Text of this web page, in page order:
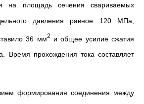
на площадь сечения свариваемых
давления равное 120 МПа,
36 мм2
и общее усилие сжатия
Время прохождения тока составляет
формирования соединения между